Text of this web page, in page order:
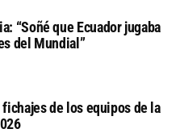
“Soñé que Ecuador jugaba
del Mundial”
fichajes de los equipos de la